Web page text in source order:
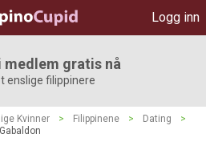
Logg inn
medlem gratis nå
enslige filippinere
Kvinner > Filippinene > Dating
>
Gabaldon